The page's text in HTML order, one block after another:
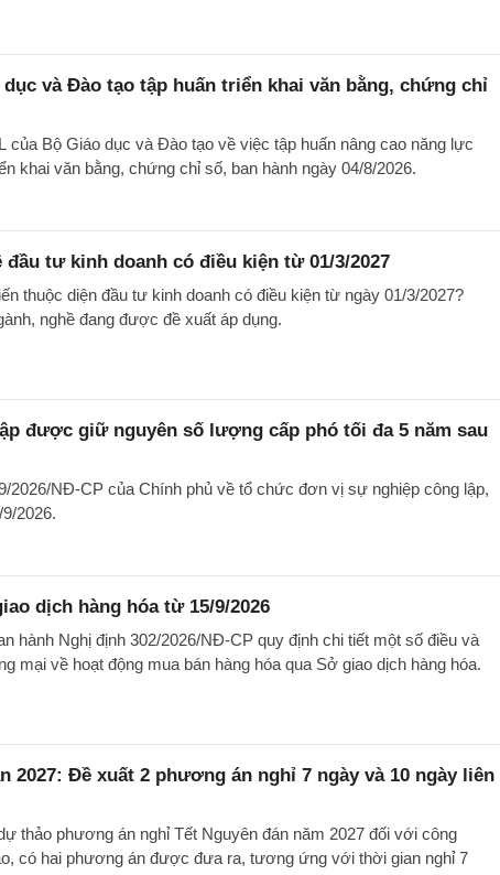
dục và Đào tạo tập huấn triển khai văn bằng, chứng chỉ
của Bộ Giáo dục và Đào tạo về việc tập huấn nâng cao năng lực
khai văn bằng, chứng chỉ số, ban hành ngày 04/8/2026.
đầu tư kinh doanh có điều kiện từ 01/3/2027
thuộc diện đầu tư kinh doanh có điều kiện từ ngày 01/3/2027?
nghề đang được đề xuất áp dụng.
được giữ nguyên số lượng cấp phó tối đa 5 năm sau
2026/NĐ-CP của Chính phủ về tổ chức đơn vị sự nghiệp công lập,
2026.
dịch hàng hóa từ 15/9/2026
hành Nghị định 302/2026/NĐ-CP quy định chi tiết một số điều và
mại về hoạt động mua bán hàng hóa qua Sở giao dịch hàng hóa.
2027: Đề xuất 2 phương án nghỉ 7 ngày và 10 ngày liên
thảo phương án nghỉ Tết Nguyên đán năm 2027 đối với công
có hai phương án được đưa ra, tương ứng với thời gian nghỉ 7